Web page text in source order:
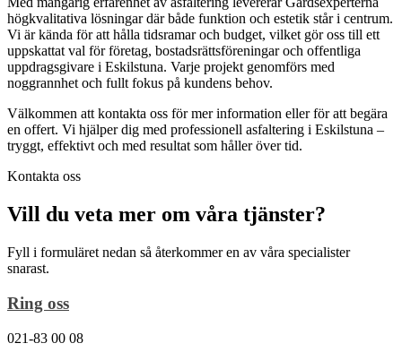
högkvalitativa lösningar där både funktion och estetik står i centrum.
Vi är kända för att hålla tidsramar och budget, vilket gör oss till ett
uppskattat val för företag, bostadsrättsföreningar och offentliga
uppdragsgivare i Eskilstuna. Varje projekt genomförs med
noggrannhet och fullt fokus på kundens behov.
Välkommen att kontakta oss för mer information eller för att begära
en offert. Vi hjälper dig med professionell asfaltering i Eskilstuna –
tryggt, effektivt och med resultat som håller över tid.
Kontakta oss
Vill du veta mer om våra tjänster?
Fyll i formuläret nedan så återkommer en av våra specialister
snarast.
Ring oss
021-83 00 08